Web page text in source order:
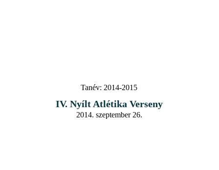
Tanév: 2014-2015
IV. Nyílt Atlétika Verseny
2014. szeptember 26.